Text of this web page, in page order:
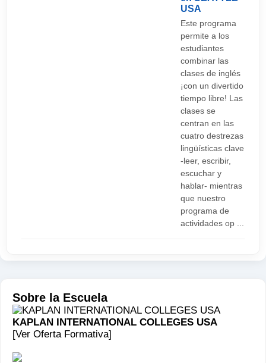
o directamente no entráis u os hacen pagar los
$25 que os pueden llegar cobrar si la discoteca
está muy de moda, y esto sin incluir ninguna
bebida. Todos los bares y discotecas cierran a las
4 AM. Os recordamos que está prohibido fumar
en todos los bares y discotecas, y tened cuidado
con vuestro comportamiento, si los de seguridad
tienen que echaros del sitio, os aseguramos que
USA
Este programa
permite a los
estudiantes
combinar las
clases de inglés
¡con un divertido
tiempo libre! Las
clases se
centran en las
cuatro destrezas
lingüísticas clave
-leer, escribir,
escuchar y
hablar- mientras
que nuestro
programa de
actividades op ...
Sobre la Escuela
KAPLAN INTERNATIONAL COLLEGES USA
[Ver Oferta Formativa]